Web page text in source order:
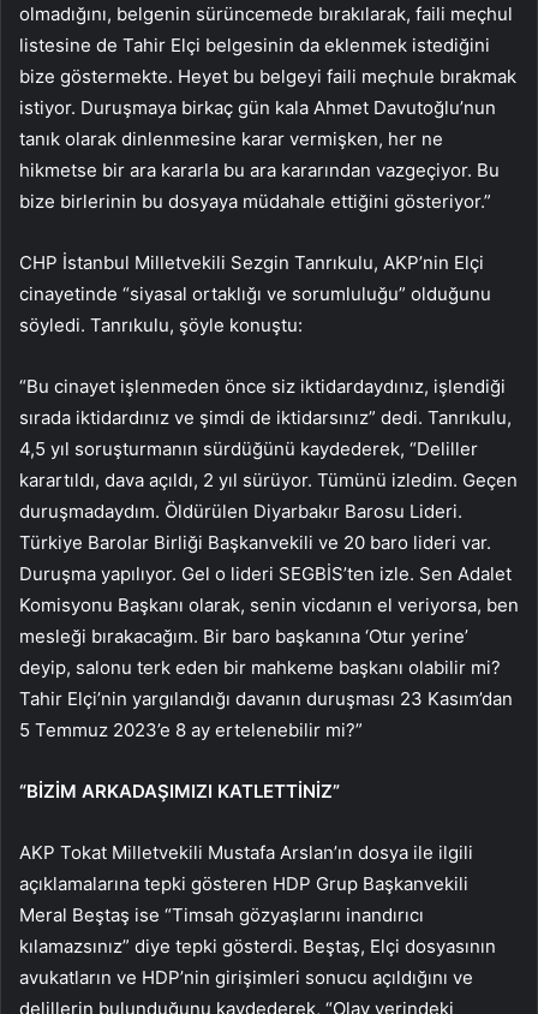
olmadığını, belgenin sürüncemede bırakılarak, faili meçhul
listesine de Tahir Elçi belgesinin da eklenmek istediğini
bize göstermekte. Heyet bu belgeyi faili meçhule bırakmak
istiyor. Duruşmaya birkaç gün kala Ahmet Davutoğlu’nun
tanık olarak dinlenmesine karar vermişken, her ne
hikmetse bir ara kararla bu ara kararından vazgeçiyor. Bu
bize birlerinin bu dosyaya müdahale ettiğini gösteriyor.”
CHP İstanbul Milletvekili Sezgin Tanrıkulu, AKP’nin Elçi
cinayetinde “siyasal ortaklığı ve sorumluluğu” olduğunu
söyledi. Tanrıkulu, şöyle konuştu:
“Bu cinayet işlenmeden önce siz iktidardaydınız, işlendiği
sırada iktidardınız ve şimdi de iktidarsınız” dedi. Tanrıkulu,
4,5 yıl soruşturmanın sürdüğünü kaydederek, “Deliller
karartıldı, dava açıldı, 2 yıl sürüyor. Tümünü izledim. Geçen
duruşmadaydım. Öldürülen Diyarbakır Barosu Lideri.
Türkiye Barolar Birliği Başkanvekili ve 20 baro lideri var.
Duruşma yapılıyor. Gel o lideri SEGBİS’ten izle. Sen Adalet
Komisyonu Başkanı olarak, senin vicdanın el veriyorsa, ben
mesleği bırakacağım. Bir baro başkanına ‘Otur yerine’
deyip, salonu terk eden bir mahkeme başkanı olabilir mi?
Tahir Elçi’nin yargılandığı davanın duruşması 23 Kasım’dan
5 Temmuz 2023’e 8 ay ertelenebilir mi?”
“BİZİM ARKADAŞIMIZI KATLETTİNİZ”
AKP Tokat Milletvekili Mustafa Arslan’ın dosya ile ilgili
açıklamalarına tepki gösteren HDP Grup Başkanvekili
Meral Beştaş ise “Timsah gözyaşlarını inandırıcı
kılamazsınız” diye tepki gösterdi. Beştaş, Elçi dosyasının
avukatların ve HDP’nin girişimleri sonucu açıldığını ve
delillerin bulunduğunu kaydederek, “Olay yerindeki